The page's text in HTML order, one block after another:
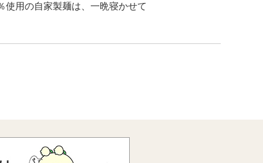
使用の自家製麺は、一晩寝かせて